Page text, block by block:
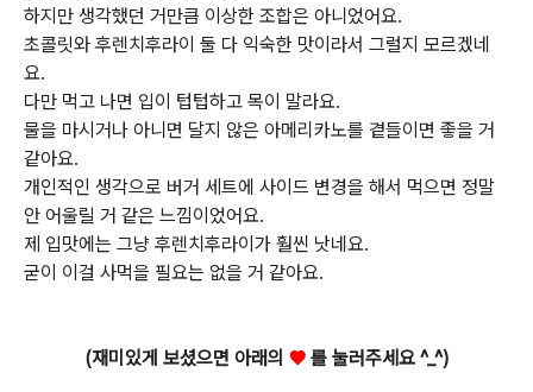
하지만 생각했던 거만큼 이상한 조합은 아니었어요.
초콜릿와 후렌치후라이 둘 다 익숙한 맛이라서 그럴지 모르겠네
요.
다만 먹고 나면 입이 텁텁하고 목이 말라요.
물을 마시거나 아니면 달지 않은 아메리카노를 곁들이면 좋을 거
같아요.
개인적인 생각으로 버거 세트에 사이드 변경을 해서 먹으면 정말
안 어울릴 거 같은 느낌이었어요.
제 입맛에는 그냥 후렌치후라이가 훨씬 낫네요.
굳이 이걸 사먹을 필요는 없을 거 같아요.
(재미있게 보셨으면 아래의 ♥를 눌러주세요 ^_^)